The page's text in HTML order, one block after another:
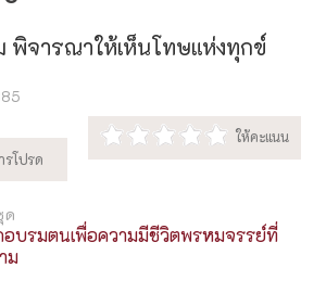
พิจารณาให้เห็นโทษแห่งทุกข์
ด
อบรมตนเพื่อความมีชีวิตพรหมจรรย์ที่
ม